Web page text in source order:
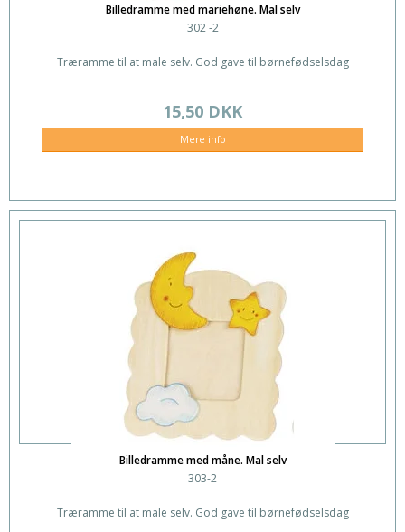
Billedramme med mariehøne. Mal selv
302 -2
Træramme til at male selv. God gave til børnefødselsdag
15,50 DKK
Mere info
Billedramme med måne. Mal selv
303-2
Træramme til at male selv. God gave til børnefødselsdag